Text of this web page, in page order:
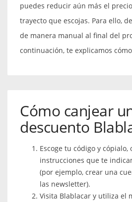
puedes reducir aún más el
trayecto que escojas. Para ello,
de manera manual al final del
continuación, te explicamos
Cómo canjear
descuento
Escoge tu código y cópialo,
instrucciones que te
(por ejemplo, crear una
las newsletter).
Visita Blablacar y utiliza el